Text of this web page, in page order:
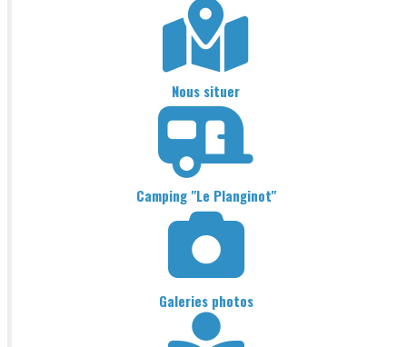
Nous situer
Camping "Le Planginot"
Galeries photos